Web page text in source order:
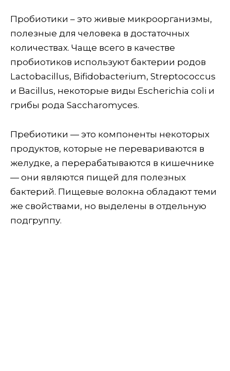
Пробиотики – это живые микроорганизмы,
полезные для человека в достаточных
количествах. Чаще всего в качестве
пробиотиков используют бактерии родов
Lactobacillus, Bifidobacterium, Streptococcus
и Bacillus, некоторые виды Escherichia coli и
грибы рода Saccharomyces.
Пребиотики — это компоненты некоторых
продуктов, которые не перевариваются в
желудке, а перерабатываются в кишечнике
— они являются пищей для полезных
бактерий. Пищевые волокна обладают теми
же свойствами, но выделены в отдельную
подгруппу.